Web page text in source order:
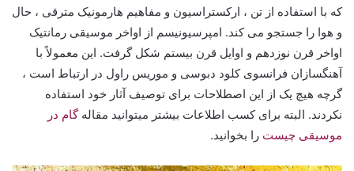
که با استفاده از تن ، ارکستراسیون و مفاهیم هارمونیک مترقی ، حال
و هوا را جستجو می کند. امپرسیونیسم از اواخر موسیقی رمانتیک
اواخر قرن نوزدهم و اوایل قرن بیستم شکل گرفت. این معمولاً با
آهنگسازان فرانسوی کلود دبوسی و موریس راول در ارتباط است ،
گرچه هیچ یک از این اصطلاحات برای توصیف آثار خود استفاده
نکردند. البته برای کسب اطلاعات بیشتر میتوانید مقالهگام در
موسیقی چیست را بخوانید.